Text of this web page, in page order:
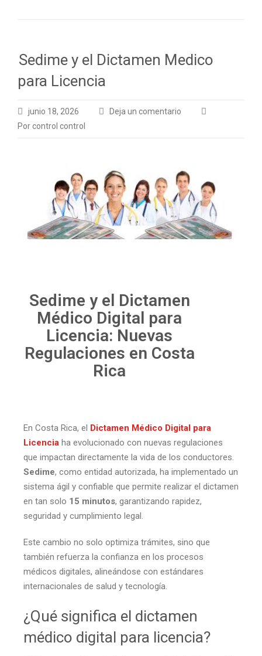
Sedime y el Dictamen Medico
para Licencia
junio 18, 2026
Deja un comentario
Por control control
Sedime y el Dictamen
Médico Digital para
Licencia: Nuevas
Regulaciones en Costa
Rica
En Costa Rica, el Dictamen Médico Digital para
Licencia ha evolucionado con nuevas regulaciones
que impactan directamente la vida de los conductores.
Sedime, como entidad autorizada, ha implementado un
sistema ágil y confiable que permite realizar el dictamen
en tan solo 15 minutos, garantizando rapidez,
seguridad y cumplimiento legal.
Este cambio no solo optimiza trámites, sino que
también refuerza la confianza en los procesos
médicos digitales, alineándose con estándares
internacionales de salud y tecnología.
¿Qué significa el dictamen
médico digital para licencia?